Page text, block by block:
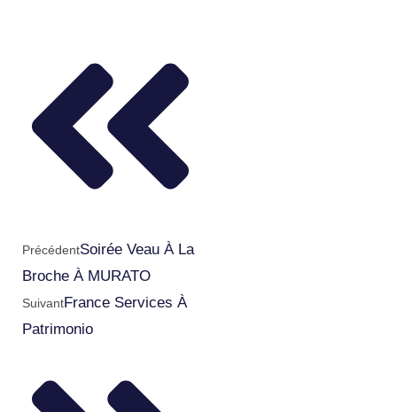
PrécédentSoirée Veau À La
Broche À MURATO
SuivantFrance Services À
Patrimonio